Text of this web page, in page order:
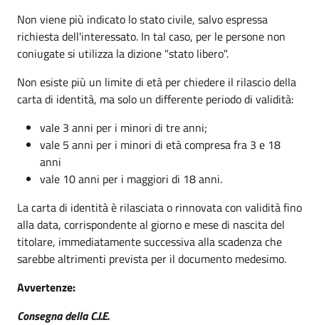
Non viene più indicato lo stato civile, salvo espressa
richiesta dell'interessato. In tal caso, per le persone non
coniugate si utilizza la dizione "stato libero".
Non esiste più un limite di età per chiedere il rilascio della
carta di identità, ma solo un differente periodo di validità:
vale 3 anni per i minori di tre anni;
vale 5 anni per i minori di età compresa fra 3 e 18
anni
vale 10 anni per i maggiori di 18 anni.
La carta di identità è rilasciata o rinnovata con validità fino
alla data, corrispondente al giorno e mese di nascita del
titolare, immediatamente successiva alla scadenza che
sarebbe altrimenti prevista per il documento medesimo.
Avvertenze:
Consegna della C.I.E.